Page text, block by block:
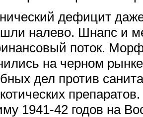
дефицит
шли налево. Шнапс и
поток.
на черном
дел против
1941-42 годов на